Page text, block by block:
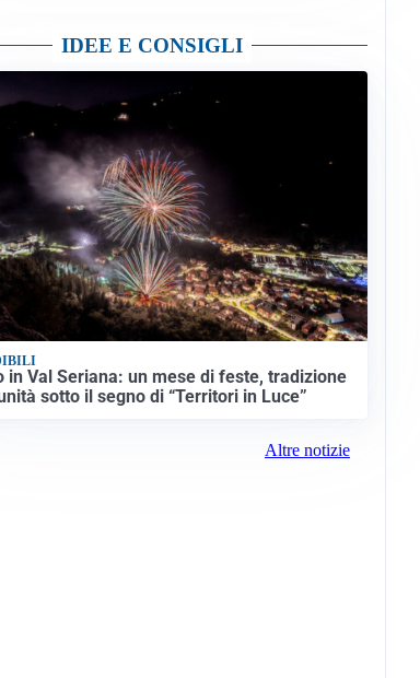
IDEE E CONSIGLI
in Val Seriana: un mese di feste, tradizione
sotto il segno di “Territori in Luce”
Altre notizie